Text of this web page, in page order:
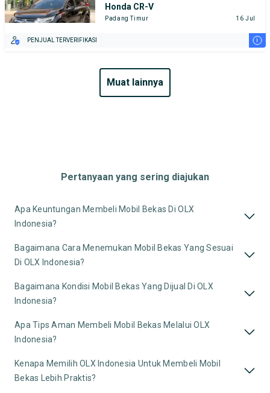
Honda CR-V
Padang Timur 16 Jul
PENJUAL TERVERIFIKASI i
muat lainnya
Pertanyaan yang sering diajukan
Apa Keuntungan Membeli Mobil Bekas Di OLX
Indonesia?
Bagaimana Cara Menemukan Mobil Bekas Yang Sesuai
Di OLX Indonesia?
Bagaimana Kondisi Mobil Bekas Yang Dijual Di OLX
Indonesia?
Apa Tips Aman Membeli Mobil Bekas Melalui OLX
Indonesia?
Kenapa Memilih OLX Indonesia Untuk Membeli Mobil
Bekas Lebih Praktis?